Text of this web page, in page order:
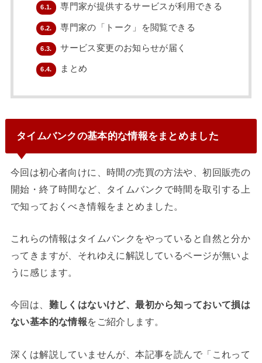
6.1. 専門家が提供するサービスが利用できる
6.2. 専門家の「トーク」を閲覧できる
6.3. サービス変更のお知らせが届く
6.4. まとめ
タイムバンクの基本的な情報をまとめました
今回は初心者向けに、時間の売買の方法や、初回販売の
開始・終了時間など、
タイムバンクで時間を取引する上
で知っておくべき情報 をまとめました。
これらの情報はタイムバンクをやっていると自然と分か
ってきますが、それゆえに解説しているページが無いよ
うに感じます。
今回は、 難しくはないけど、最初から知っておいて損は
ない基本的な情報をご紹介します。
深くは解説していませんが、本記事を読んで「これって